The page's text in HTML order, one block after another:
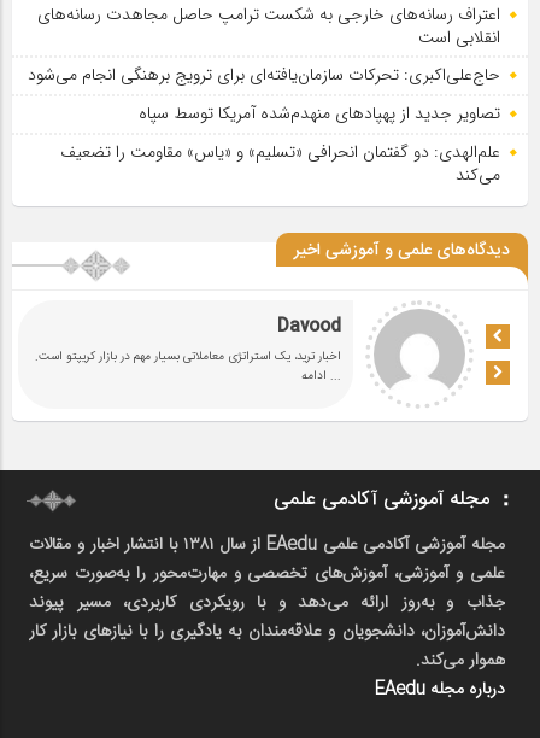
اعتراف رسانه‌های خارجی به شکست ترامپ حاصل مجاهدت رسانه‌های
انقلابی است
حاج‌علی‌اکبری: تحرکات سازمان‌یافته‌ای برای ترویج برهنگی انجام می‌شود
تصاویر جدید از پهپادهای منهدم‌شده آمریکا توسط سپاه
علم‌الهدی: دو گفتمان انحرافی «تسلیم» و «یاس» مقاومت را تضعیف
می‌کند
دیدگاه‌های علمی و آموزشی اخیر
Davood
اخبار ترید، یک استراتژی معاملاتی بسیار مهم در بازار کریپتو است.
... ادامه
مجله آموزشی آکادمی علمی
مجله آموزشی آکادمی علمی EAedu از سال ۱۳۸۱ با انتشار اخبار و مقالات
علمی و آموزشی، آموزش‌های تخصصی و مهارت‌محور را به‌صورت سریع،
جذاب و به‌روز ارائه می‌دهد و با رویکردی کاربردی، مسیر پیوند
دانش‌آموزان، دانشجویان و علاقه‌مندان به یادگیری را با نیازهای بازار کار
هموار می‌کند.
درباره مجله EAedu